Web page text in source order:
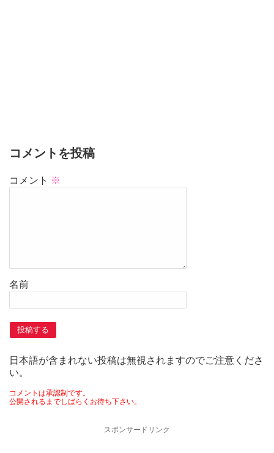
コメントを投稿
コメント ※
名前
日本語が含まれない投稿は無視されますのでご注意くださ
い。
コメントは承認制です。
公開されるまでしばらくお待ち下さい。
スポンサードリンク